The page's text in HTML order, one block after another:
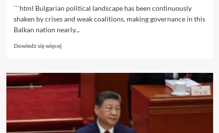
```html Bulgarian political landscape has been continuously
shaken by crises and weak coalitions, making governance in this
Balkan nation nearly...
Dowiedz się więcejDowiedz
o
myśliwca
walczy
władzę